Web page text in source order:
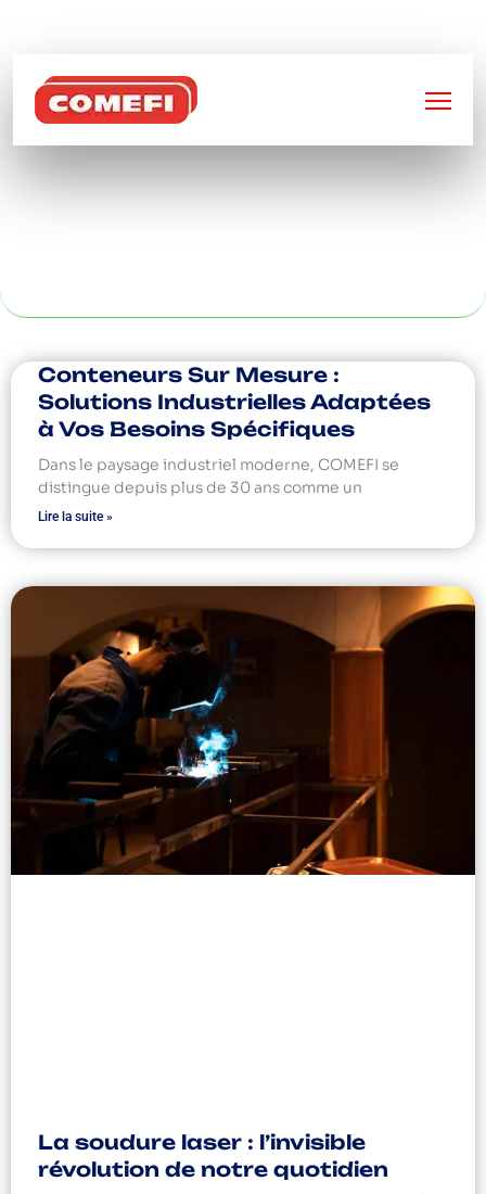
PLIAGE INOX SUR
Conteneurs Sur Mesure :
Solutions Industrielles Adaptées
à Vos Besoins Spécifiques
Dans le paysage industriel moderne, COMEFI se
distingue depuis plus de 30 ans comme un
Lire la suite »
La soudure laser : l’invisible
révolution de notre quotidien